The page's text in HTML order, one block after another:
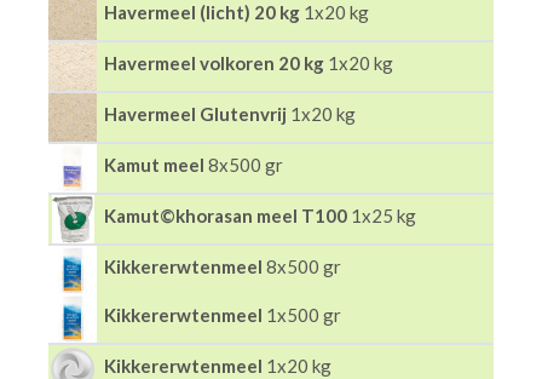
Havermeel (licht) 20 kg 1x20 kg
Havermeel volkoren 20 kg 1x20 kg
Havermeel Glutenvrij 1x20 kg
Kamut meel 8x500 gr
Kamut©khorasan meel T100 1x25 kg
Kikkererwtenmeel 8x500 gr
Kikkererwtenmeel 1x500 gr
Kikkererwtenmeel 1x20 kg